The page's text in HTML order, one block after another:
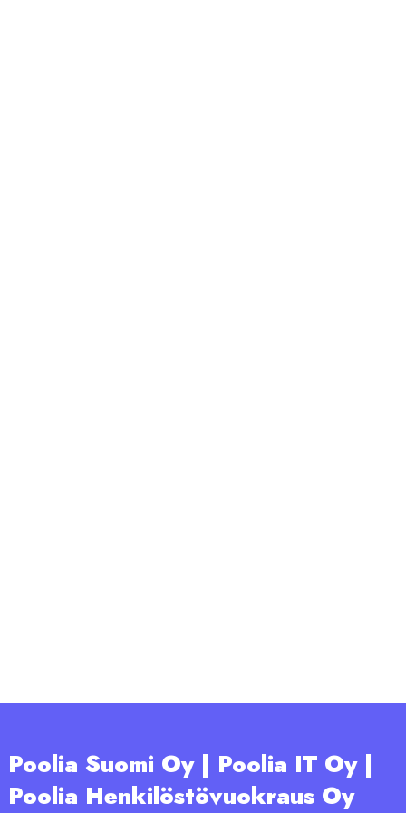
Poolia Suomi Oy | Poolia IT Oy |
Poolia Henkilöstövuokraus Oy